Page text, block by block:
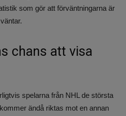
som gör att förväntningarna är
chans att visa
spelarna från NHL de största
ändå riktas mot en annan